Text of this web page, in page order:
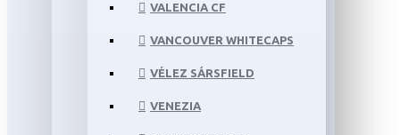
VALENCIA CF
VANCOUVER WHITECAPS
VÉLEZ SÁRSFIELD
VENEZIA